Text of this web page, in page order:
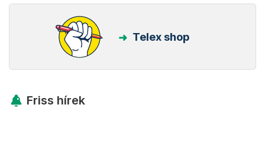
Telex shop
Friss hírek